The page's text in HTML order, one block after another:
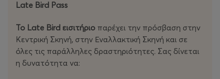
Late Bird Pass
Το Late Bird εισιτήριo παρέχει την πρόσβαση στην
Κεντρική Σκηνή, στην Εναλλακτική Σκηνή και σε
όλες τις παράλληλες δραστηριότητες. Σας δίνεται
η δυνατότητα να: